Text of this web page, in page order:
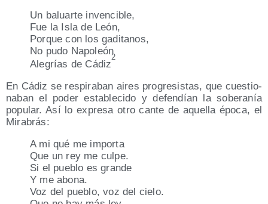
Un baluar­te invencible,
Fue la Isla de León,
Por­que con los gaditanos,
No pudo Napoleón
Ale­grías de Cádiz
2
En Cádiz se res­pi­ra­ban aires pro­gre­sis­tas, que cues­tio­
na­ban el poder esta­ble­ci­do y defen­dían la sobe­ra­nía
popu­lar. Así lo expre­sa otro can­te de aque­lla épo­ca, el
Mirabrás:
A mi qué me importa
Que un rey me culpe.
Si el pue­blo es grande
Y me abona.
Voz del pue­blo, voz del cielo.